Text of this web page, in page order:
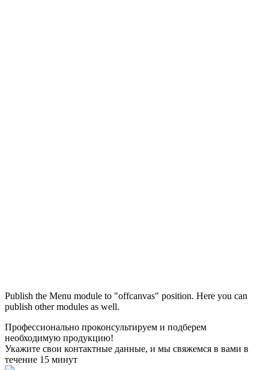
Publish the Menu module to "offcanvas" position. Here you can
publish other modules as well.
М ● консультант ПРОФСНАБ
Профессионально проконсультируем и подберем
необходимую продукцию!
Укажите свои контактные данные, и мы свяжемся в вами в
течение 15 минут